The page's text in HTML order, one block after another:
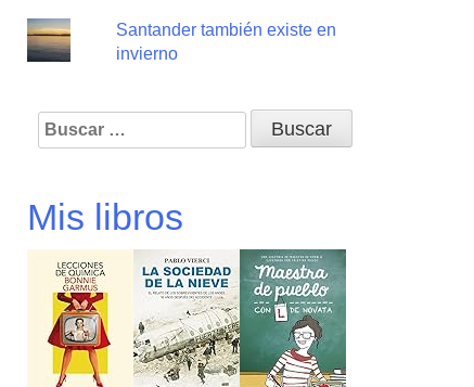
Santander también existe en
invierno
Buscar:
Mis libros